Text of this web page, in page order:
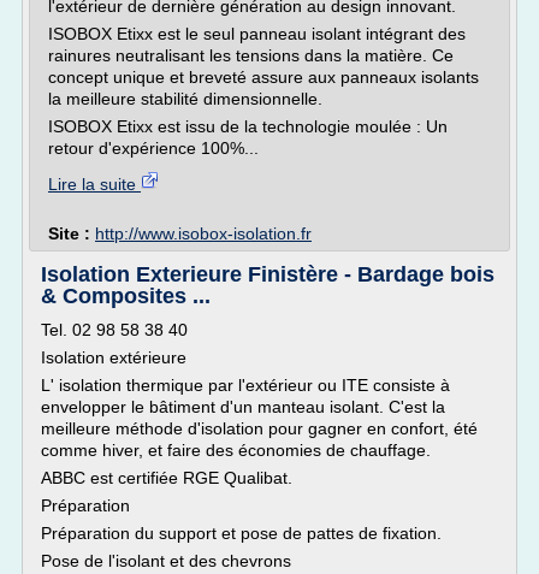
l'extérieur de dernière génération au design innovant.
ISOBOX Etixx est le seul panneau isolant intégrant des
rainures neutralisant les tensions dans la matière. Ce
concept unique et breveté assure aux panneaux isolants
la meilleure stabilité dimensionnelle.
ISOBOX Etixx est issu de la technologie moulée : Un
retour d'expérience 100%...
Lire la suite
Site : http://www.isobox-isolation.fr
Isolation Exterieure Finistère - Bardage bois
& Composites ...
Tel. 02 98 58 38 40
Isolation extérieure
L' isolation thermique par l'extérieur ou ITE consiste à
envelopper le bâtiment d'un manteau isolant. C'est la
meilleure méthode d'isolation pour gagner en confort, été
comme hiver, et faire des économies de chauffage.
ABBC est certifiée RGE Qualibat.
Préparation
Préparation du support et pose de pattes de fixation.
Pose de l'isolant et des chevrons